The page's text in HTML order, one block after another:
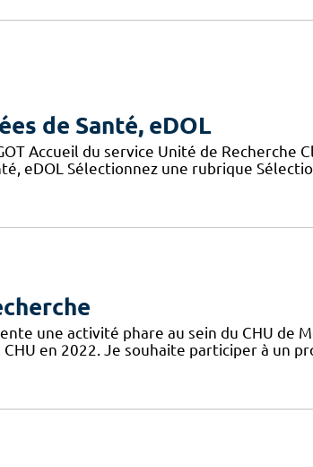
de Santé, eDOL
Accueil du service Unité de Recherche
eDOL Sélectionnez une rubrique
une activité phare au sein du CHU de
en 2022. Je souhaite participer à un